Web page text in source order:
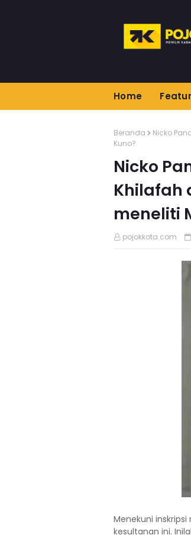
Home
Beranda
Nicko
Kuno?
Nicko
Khilafah
meneliti
pojokkota.com
Menekuni
kesultanan ini.